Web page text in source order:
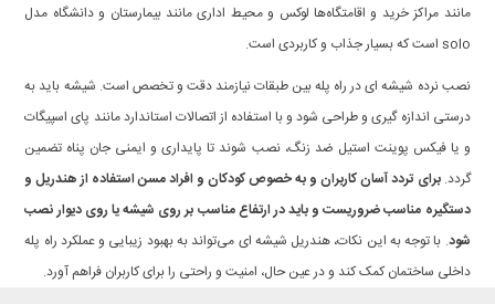
مانند مراکز خرید و اقامتگاه‌ها لوکس و محیط اداری مانند بیمارستان و دانشگاه مدل
solo است که بسیار جذاب و کاربردی است.
نصب نرده شیشه ای در راه پله بین طبقات نیازمند دقت و تخصص است. شیشه باید به
درستی اندازه گیری و طراحی شود و با استفاده از اتصالات استاندارد مانند پای اسپیگات
و یا فیکس پوینت استیل ضد زنگ، نصب شوند تا پایداری و ایمنی جان پناه تضمین
گردد.برای تردد آسان کاربران و به خصوص کودکان و افراد مسن استفاده از هندریل و
دستگیره مناسب ضروریست و باید در ارتفاع مناسب بر روی شیشه یا روی دیوار نصب
شود. با توجه به این نکات، هندریل شیشه ای می‌تواند به بهبود زیبایی و عملکرد راه پله
داخلی ساختمان کمک کند و در عین حال، امنیت و راحتی را برای کاربران فراهم آورد.